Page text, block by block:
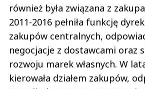
również była związana z
2011-2016 pełniła funkcję
zakupów centralnych,
negocjacje z dostawcami oraz
rozwoju marek własnych. W
kierowała działem zakupów,